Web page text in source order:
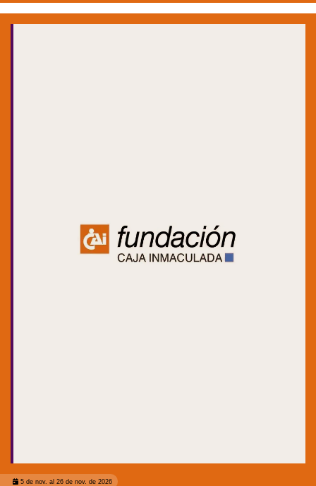
5 de nov. al 26 de nov. de 2026